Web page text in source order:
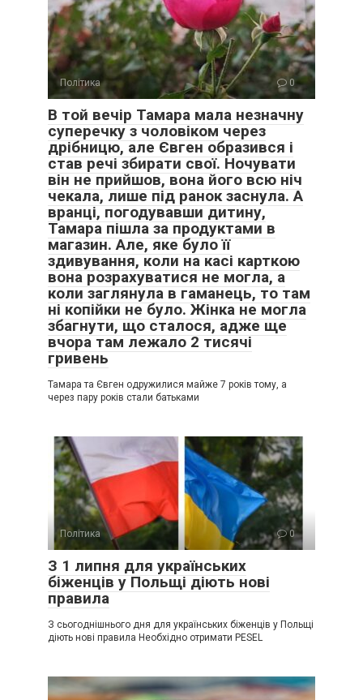
Політика 0
В той вечір Тамара мала незначну
суперечку з чоловіком через
дрібницю, але Євген образився і
став речі збирати свої. Ночувати
він не прийшов, вона його всю ніч
чекала, лише під ранок заснула. А
вранці, погодувавши дитину,
Тамара пішла за продуктами в
магазин. Але, яке було її
здивування, коли на касі карткою
вона розрахуватися не могла, а
коли заглянула в гаманець, то там
ні копійки не було. Жінка не могла
збагнути, що сталося, адже ще
вчора там лежало 2 тисячі
гривень
Тамара та Євген одружилися майже 7 років тому, а
через пару років стали батьками
Політика 0
З 1 липня для українських
біженців у Польщі діють нові
правила
З сьогоднішнього дня для українських біженців у Польщі
діють нові правила Необхідно отримати PESEL